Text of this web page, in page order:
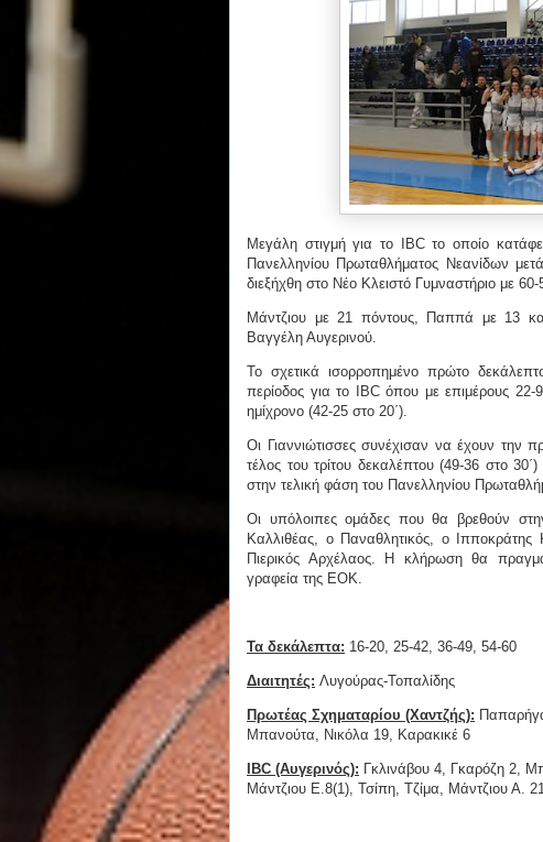
Μεγάλη στιγμή για το IBC το οποίο
Πανελληνίου Πρωταθλήματος Νεανίδων
διεξήχθη στο Νέο Κλειστό Γυμναστήριο με
Μάντζιου με 21 πόντους, Παππά με 13
Βαγγέλη Αυγερινού.
Το σχετικά ισορροπημένο πρώτο
περίοδος για το IBC όπου με επιμέρους
ημίχρονο (42-25 στο 20΄).
Οι Γιαννιώτισσες συνέχισαν να έχουν την
τέλος του τρίτου δεκαλέπτου (49-36 στο
στην τελική φάση του Πανελληνίου
Οι υπόλοιπες ομάδες που θα βρεθούν
Καλλιθέας, ο Παναθλητικός, ο
Πιερικός Αρχέλαος. Η κλήρωση θα
γραφεία της ΕΟΚ.
Τα δεκάλεπτα: 16-20, 25-42, 36-49, 54-60
Διαιτητές: Λυγούρας-Τοπαλίδης
Πρωτέας Σχηματαρίου (Χαντζής):
Μπανούτα, Νικόλα 19, Καρακικέ 6
IBC (Αυγερινός): Γκλινάβου 4, Γκαρόζη 2,
Μάντζιου Ε.8(1), Τσίπη, Τζίμα, Μάντζιου Α.